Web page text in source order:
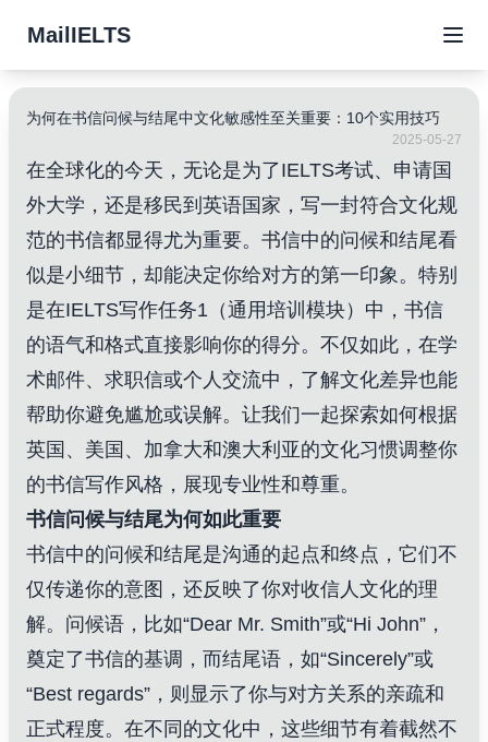
MailIELTS
为何在书信问候与结尾中文化敏感性至关重要：10个实用技巧
2025-05-27
在全球化的今天，无论是为了IELTS考试、申请国
外大学，还是移民到英语国家，写一封符合文化规
范的书信都显得尤为重要。书信中的问候和结尾看
似是小细节，却能决定你给对方的第一印象。特别
是在IELTS写作任务1（通用培训模块）中，书信
的语气和格式直接影响你的得分。不仅如此，在学
术邮件、求职信或个人交流中，了解文化差异也能
帮助你避免尴尬或误解。让我们一起探索如何根据
英国、美国、加拿大和澳大利亚的文化习惯调整你
的书信写作风格，展现专业性和尊重。
书信问候与结尾为何如此重要
书信中的问候和结尾是沟通的起点和终点，它们不
仅传递你的意图，还反映了你对收信人文化的理
解。问候语，比如“Dear Mr. Smith”或“Hi John”，
奠定了书信的基调，而结尾语，如“Sincerely”或
“Best regards”，则显示了你与对方关系的亲疏和
正式程度。在不同的文化中，这些细节有着截然不